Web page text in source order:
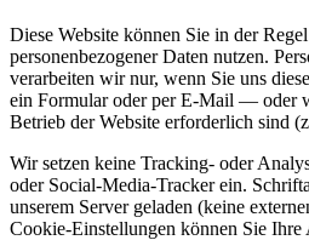
Diese Website können Sie in der
personenbezogener Daten nutzen.
verarbeiten wir nur, wenn Sie uns
ein Formular oder per E-Mail — oder
Betrieb der Website erforderlich sind
Wir setzen keine Tracking- oder
oder Social-Media-Tracker ein.
unserem Server geladen (keine
Cookie-Einstellungen können Sie Ihre